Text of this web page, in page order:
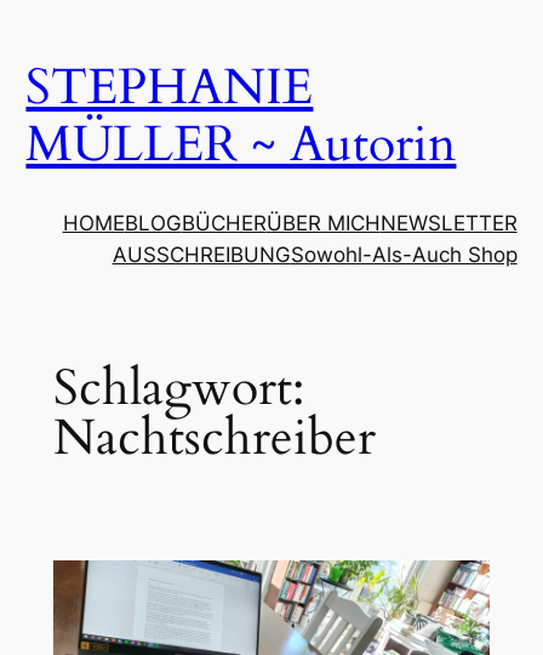
springen
STEPHANIE
MÜLLER ~ Autorin
HOMEBLOGBÜCHERÜBER MICHNEWSLETTER
AUSSCHREIBUNGSowohl-Als-Auch Shop
Schlagwort:
Nachtschreiber